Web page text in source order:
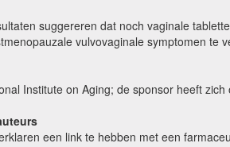
suggereren dat noch vaginale
vulvovaginale symptomen te
Institute on Aging; de sponsor heeft
een link te hebben met een